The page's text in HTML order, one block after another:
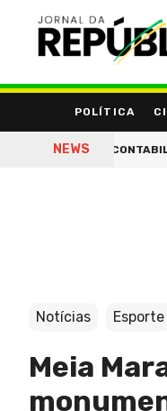
POLÍTICA
NEWSTRICOLOGISTA
Notícias Esporte
Meia